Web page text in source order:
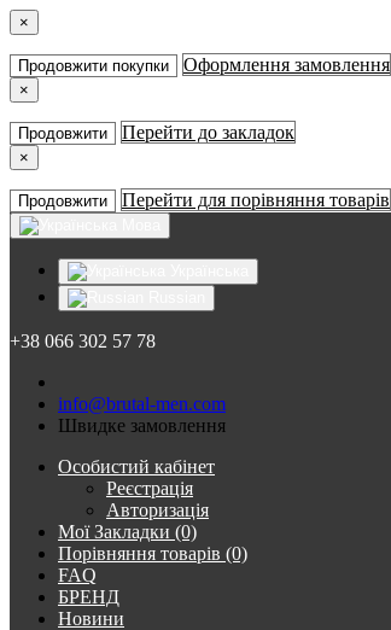
×
Продовжити покупки Оформлення замовлення
×
Продовжити Перейти до закладок
×
Продовжити Перейти для порівняння товарів
+38 066 302 57 78
info@brutal-men.com
Швидке замовлення
Особистий кабінет
Реєстрація
Авторизація
Мої Закладки (0)
Порівняння товарів (0)
FAQ
БРЕНД
Новини